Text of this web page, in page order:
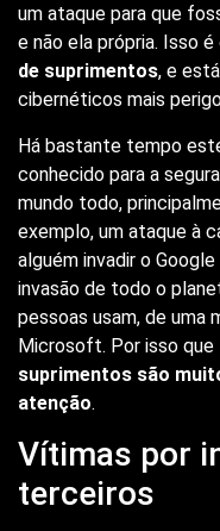
um ataque para que
e não ela própria. Isso
de suprimentos, e
cibernéticos mais
Há bastante tempo
conhecido para a
mundo todo,
exemplo, um ataque à
alguém invadir o
invasão de todo o
pessoas usam, de uma
Microsoft. Por isso que
suprimentos são
atenção.
Vítimas por
terceiros